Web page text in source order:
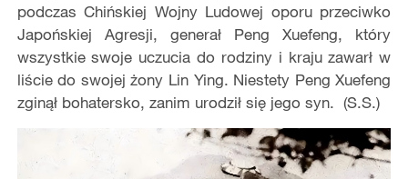
podczas Chińskiej Wojny Ludowej oporu przeciwko
Japońskiej Agresji, generał Peng Xuefeng, który
wszystkie swoje uczucia do rodziny i kraju zawarł w
liście do swojej żony Lin Ying. Niestety Peng Xuefeng
zginął bohatersko, zanim urodził się jego syn. (S.S.)